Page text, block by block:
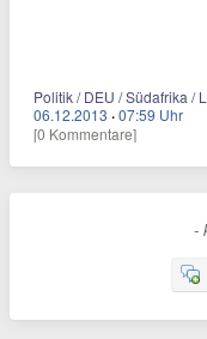
Politik / DEU / Südafrika /
06.12.2013 ·07:59 Uhr
[0 Kommentare]
-